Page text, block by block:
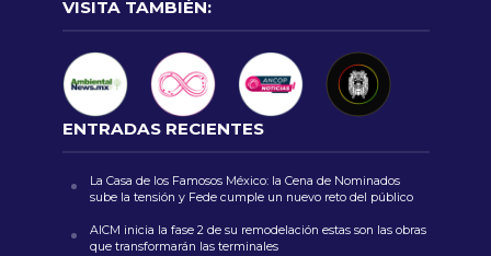
VISITA TAMBIÉN:
ENTRADAS RECIENTES
La Casa de los Famosos México: la Cena de Nominados
sube la tensión y Fede cumple un nuevo reto del público
AICM inicia la fase 2 de su remodelación estas son las obras
que transformarán las terminales